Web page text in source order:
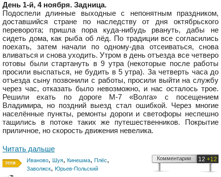
День 1-й, 4 ноября. Задница.
Подоспели длинные выходные с непонятным праздником,
доставшийся стране по наследству от дня октябрьского
переворота; пришла пора куда-нибудь рвануть, дабы не
сидеть дома, как рыба об лёд. По традиции все согласились
поехать, затем начали по одному-два отсеиваться, снова
вливаться и снова уходить. Утром в день отъезда все четверо
готовы были стартануть в 9 утра (некоторые после работы
просили выспаться, не будить в 5 утра). За четверть часа до
отъезда сыну позвонили с работы, просили выйти на службу
через час, отказать было невозможно, и нас осталось трое.
Решили ехать по дороге М-7 «Волга» с посещением
Владимира, но поздний выезд стал ошибкой. Через многие
населённые пункты, ремонты дороги и светофоры неспешно
тащились в потоке таких же путешественников. Покрытие
приличное, но скорость движения невелика.
Читать дальше
Иваново, Шуя, Кинешма, Плёс,
Заволжск, Юрьев-Польский
12 +12
Комментарии